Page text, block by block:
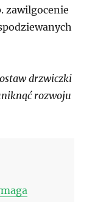
zawilgocenie
drzwiczki
rozwoju